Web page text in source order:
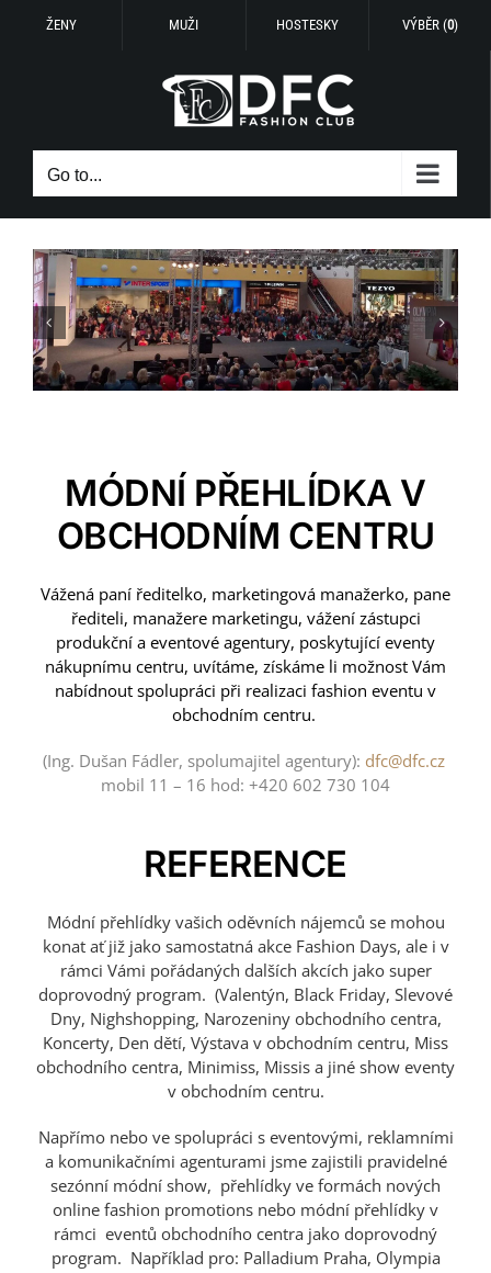
ŽENY MUŽI HOSTESKY VÝBĚR (0)
Go to...
MÓDNÍ PŘEHLÍDKA V
OBCHODNÍM CENTRU
Vážená paní ředitelko, marketingová manažerko, pane
řediteli, manažere marketingu, vážení zástupci
produkční a eventové agentury, poskytující eventy
nákupnímu centru, uvítáme, získáme li možnost Vám
nabídnout spolupráci při realizaci fashion eventu v
obchodním centru.
(Ing. Dušan Fádler, spolumajitel agentury): dfc@dfc.cz
mobil 11 – 16 hod: +420 602 730 104
REFERENCE
Módní přehlídky vašich oděvních nájemců se mohou
konat ať již jako samostatná akce Fashion Days, ale i v
rámci Vámi pořádaných dalších akcích jako super
doprovodný program. (Valentýn, Black Friday, Slevové
Dny, Nighshopping, Narozeniny obchodního centra,
Koncerty, Den dětí, Výstava v obchodním centru, Miss
obchodního centra, Minimiss, Missis a jiné show eventy
v obchodním centru.
Napřímo nebo ve spolupráci s eventovými, reklamními
a komunikačními agenturami jsme zajistili pravidelné
sezónní módní show, přehlídky ve formách nových
online fashion promotions nebo módní přehlídky v
rámci eventů obchodního centra jako doprovodný
program. Například pro: Palladium Praha, Olympia